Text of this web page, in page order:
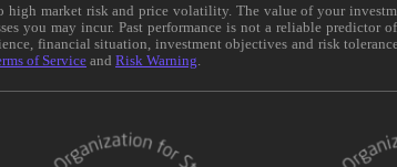
high market risk and price volatility. The value of your
you may incur. Past performance is not a reliable
financial situation, investment objectives and risk
of Service and Risk Warning